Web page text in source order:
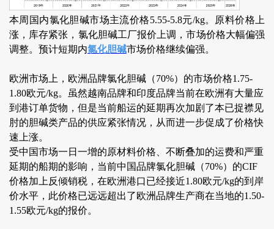
本周国内氯化胆碱市场主流价格5.55-5.8元/kg。原料价格上
涨，库存紧张，氯化胆碱工厂报价上调，市场价格大幅偏强
调整。预计短期内氯化胆碱市场价格继续偏强。
欧洲市场上，欧洲品牌氯化胆碱（70%）的市场价格1.75-
1.80欧元/kg。虽然越南品牌和印度品牌当前在欧洲有大量应
到港订单货物，但是当前船运的延期再次加剧了本已捉襟见
肘的胆碱类产品的供应紧张情况，从而进一步促成了价格快
速上涨。
受中国市场一日一增的原材料价格、不断叠加的运费和严重
延期的船期的影响，当前中国品牌氯化胆碱（70%）的CIF
价格加上反倾销税，在欧洲港口已经接近1.80欧元/kg的到岸
价水平，此价格已远远超出了欧洲品牌生产商在当地的1.50-
1.55欧元/kg的报价。